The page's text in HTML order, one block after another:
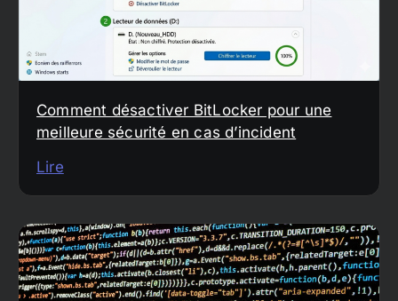
Comment désactiver BitLocker pour une
meilleure sécurité en cas d’incident
Lire